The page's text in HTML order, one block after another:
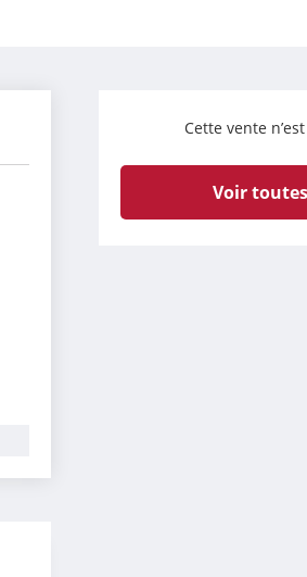
Cette vente
Voir